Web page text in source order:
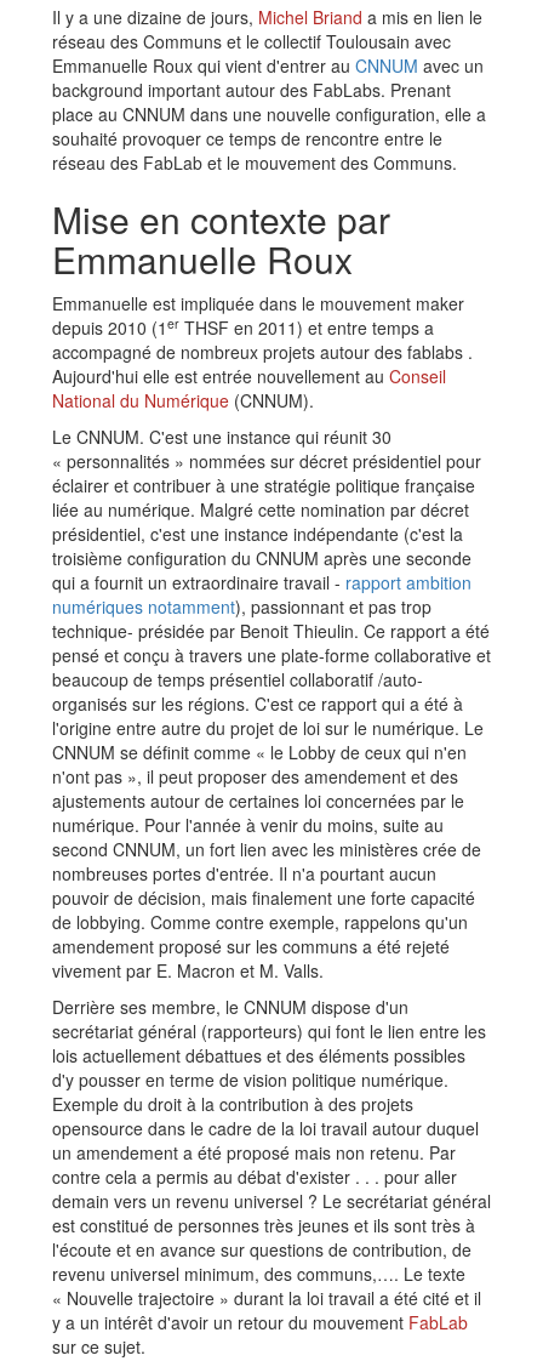
Il y a une dizaine de jours, Michel Briand a mis en lien le
réseau des Communs et le collectif Toulousain avec
Emmanuelle Roux qui vient d'entrer au CNNUM avec un
background important autour des FabLabs. Prenant
place au CNNUM dans une nouvelle configuration, elle a
souhaité provoquer ce temps de rencontre entre le
réseau des FabLab et le mouvement des Communs.
Mise en contexte par
Emmanuelle Roux
Emmanuelle est impliquée dans le mouvement maker
depuis 2010 (1 er THSF en 2011) et entre temps a
accompagné de nombreux projets autour des fablabs .
Aujourd'hui elle est entrée nouvellement au Conseil
National du Numérique (CNNUM).
Le CNNUM. C'est une instance qui réunit 30
« personnalités » nommées sur décret présidentiel pour
éclairer et contribuer à une stratégie politique française
liée au numérique. Malgré cette nomination par décret
présidentiel, c'est une instance indépendante (c'est la
troisième configuration du CNNUM après une seconde
qui a fournit un extraordinaire travail - rapport ambition
numériques notamment), passionnant et pas trop
technique- présidée par Benoit Thieulin. Ce rapport a été
pensé et conçu à travers une plate-forme collaborative et
beaucoup de temps présentiel collaboratif /auto-
organisés sur les régions. C'est ce rapport qui a été à
l'origine entre autre du projet de loi sur le numérique. Le
CNNUM se définit comme « le Lobby de ceux qui n'en
n'ont pas », il peut proposer des amendement et des
ajustements autour de certaines loi concernées par le
numérique. Pour l'année à venir du moins, suite au
second CNNUM, un fort lien avec les ministères crée de
nombreuses portes d'entrée. Il n'a pourtant aucun
pouvoir de décision, mais finalement une forte capacité
de lobbying. Comme contre exemple, rappelons qu'un
amendement proposé sur les communs a été rejeté
vivement par E. Macron et M. Valls.
Derrière ses membre, le CNNUM dispose d'un
secrétariat général (rapporteurs) qui font le lien entre les
lois actuellement débattues et des éléments possibles
d'y pousser en terme de vision politique numérique.
Exemple du droit à la contribution à des projets
opensource dans le cadre de la loi travail autour duquel
un amendement a été proposé mais non retenu. Par
contre cela a permis au débat d'exister . . . pour aller
demain vers un revenu universel ? Le secrétariat général
est constitué de personnes très jeunes et ils sont très à
l'écoute et en avance sur questions de contribution, de
revenu universel minimum, des communs,…. Le texte
« Nouvelle trajectoire » durant la loi travail a été cité et il
y a un intérêt d'avoir un retour du mouvement FabLab
sur ce sujet.